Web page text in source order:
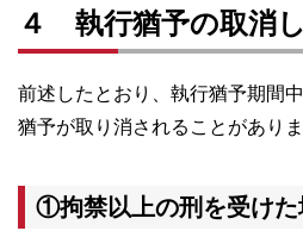
４ 執行猶予の取消し
前述したとおり、執行猶予期間
猶予が取り消されることがありま
①拘禁以上の刑を受けた